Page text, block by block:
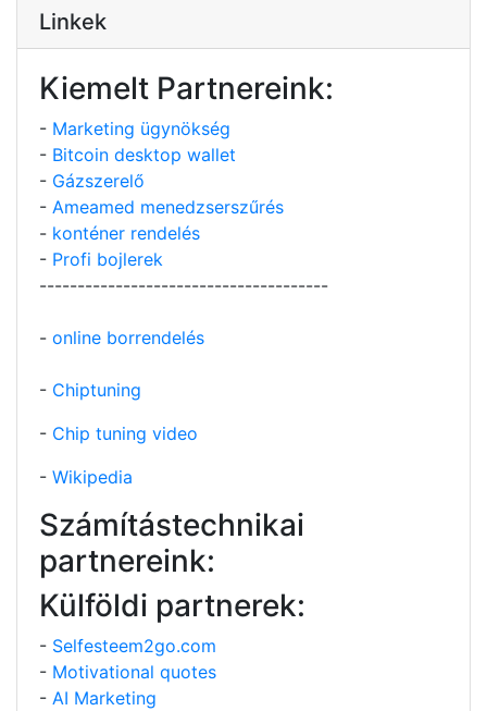
Linkek
Kiemelt Partnereink:
- Marketing ügynökség
- Bitcoin desktop wallet
- Gázszerelő
- Ameamed menedzserszűrés
- konténer rendelés
- Profi bojlerek
--------------------------------------
- online borrendelés
- Chiptuning
- Chip tuning video
- Wikipedia
Számítástechnikai
partnereink:
Külföldi partnerek:
- Selfesteem2go.com
- Motivational quotes
- AI Marketing